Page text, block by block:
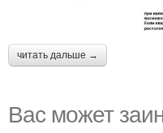
читать дальше →
Вас может